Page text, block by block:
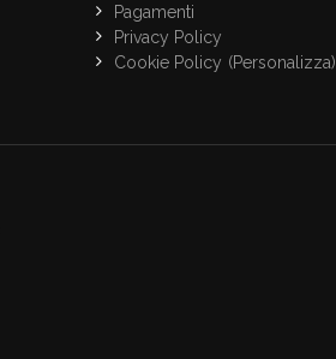
Pagamenti
Privacy Policy
Cookie Policy (Personalizza)